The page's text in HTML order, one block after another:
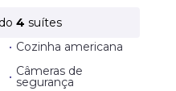
4 suítes
• Cozinha americana
• Câmeras de
segurança